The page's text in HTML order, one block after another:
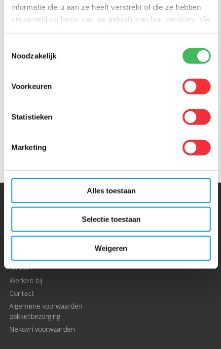
informatie die u aan ze heeft verstrekt of die ze hebben
verzameld op basis van uw gebruik van hun services. Via
Noodzakelijk
Voorkeuren
Statistieken
Marketing
Alles toestaan
Selectie toestaan
Weigeren
20 juni 2022 19 mei 2022
duurzame
uitbreiden met een
Leen Menken
Home
Nieuws
Werken bij
Contact
Algemene voorwaarden
pakketbezorging
Nekovri voorwaarden